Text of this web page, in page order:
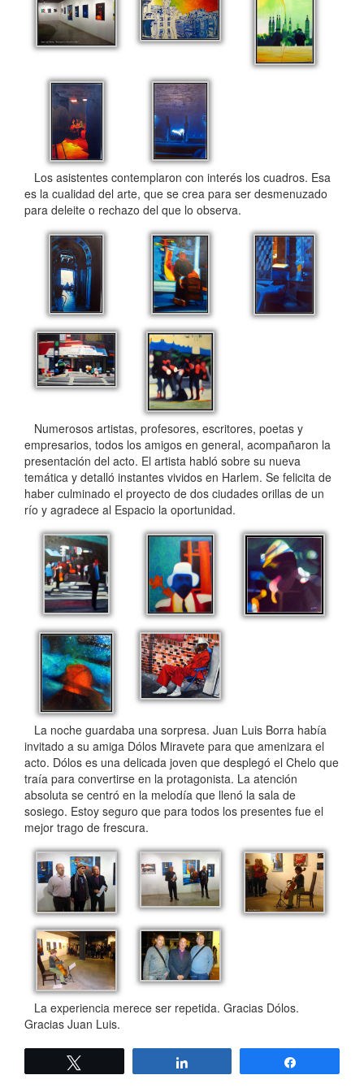
Los asistentes contemplaron con interés los cuadros. Esa
es la cualidad del arte, que se crea para ser desmenuzado
para deleite o rechazo del que lo observa.
Numerosos artistas, profesores, escritores, poetas y
empresarios, todos los amigos en general, acompañaron la
presentación del acto. El artista habló sobre su nueva
temática y detalló instantes vividos en Harlem. Se felicita de
haber culminado el proyecto de dos ciudades orillas de un
río y agradece al Espacio la oportunidad.
La noche guardaba una sorpresa. Juan Luis Borra había
invitado a su amiga Dólos Miravete para que amenizara el
acto. Dólos es una delicada joven que desplegó el Chelo que
traía para convertirse en la protagonista. La atención
absoluta se centró en la melodía que llenó la sala de
sosiego. Estoy seguro que para todos los presentes fue el
mejor trago de frescura.
La experiencia merece ser repetida. Gracias Dólos.
Gracias Juan Luis.